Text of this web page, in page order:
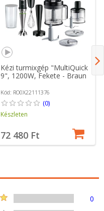
Kézi turmixgép "MultiQuick
9", 1200W, Fekete - Braun
Kód: RO0X22111376
(0)
Készleten
72 480 Ft
0